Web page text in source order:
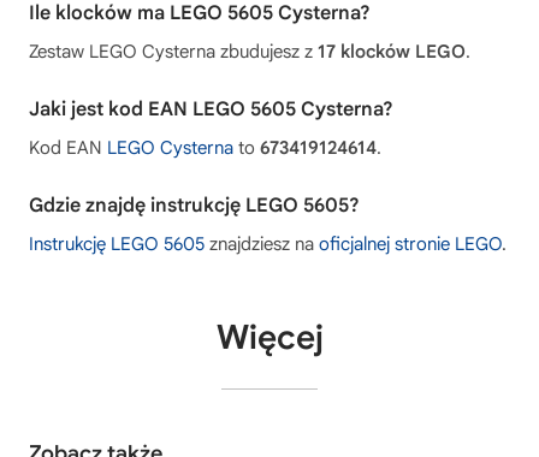
Ile klocków ma LEGO 5605 Cysterna?
Zestaw LEGO Cysterna zbudujesz z 17 klocków LEGO.
Jaki jest kod EAN LEGO 5605 Cysterna?
Kod EAN LEGO Cysterna to 673419124614.
Gdzie znajdę instrukcję LEGO 5605?
Instrukcję LEGO 5605 znajdziesz na oficjalnej stronie LEGO.
Więcej